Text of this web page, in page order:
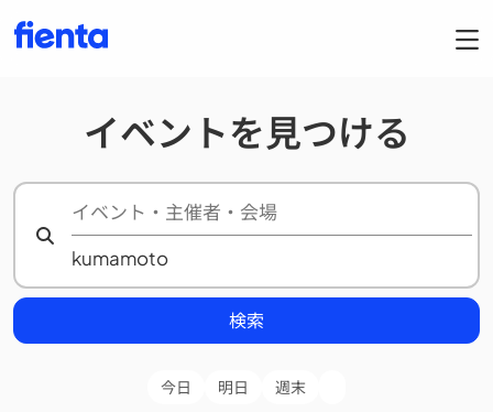
イベントを見つける
検索
今日 明日 週末